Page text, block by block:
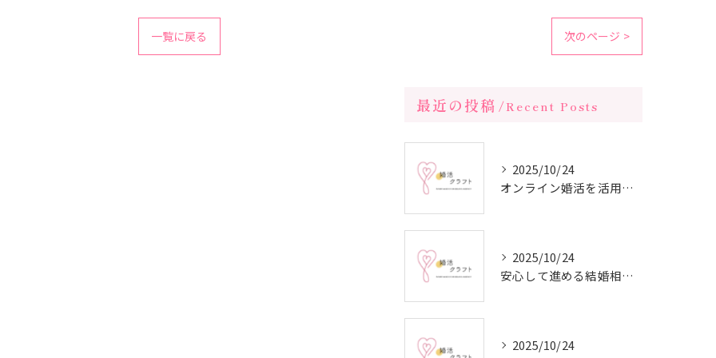
一覧に戻る 次のページ >
最近の投稿 Recent Posts
2025/10/24
オンライン婚活を活用した短期間成婚の秘訣
2025/10/24
安心して進める結婚相談所の利用法
2025/10/24